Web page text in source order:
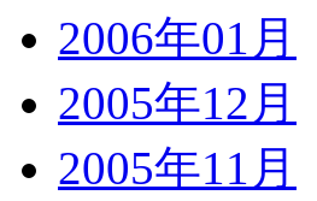
2006年01月
2005年12月
2005年11月